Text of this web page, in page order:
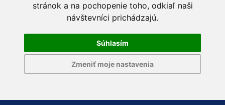
stránok a na pochopenie toho, odkiaľ naši
návštevníci prichádzajú.
Súhlasím
Zmeniť moje nastavenia